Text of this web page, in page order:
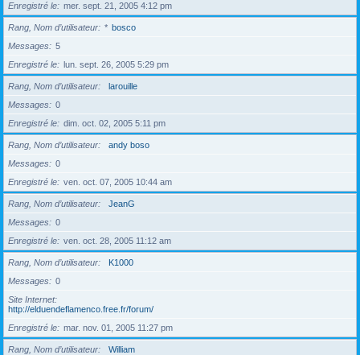
Enregistré le
mer. sept. 21, 2005 4:12 pm
Rang, Nom d’utilisateur * bosco
Messages
5
Enregistré le
lun. sept. 26, 2005 5:29 pm
Rang, Nom d’utilisateur
larouille
Messages
0
Enregistré le
dim. oct. 02, 2005 5:11 pm
Rang, Nom d’utilisateur
andy boso
Messages
0
Enregistré le
ven. oct. 07, 2005 10:44 am
Rang, Nom d’utilisateur
JeanG
Messages
0
Enregistré le
ven. oct. 28, 2005 11:12 am
Rang, Nom d’utilisateur
K1000
Messages
0
Site Internet
http://elduendeflamenco.free.fr/forum/
Enregistré le
mar. nov. 01, 2005 11:27 pm
Rang, Nom d’utilisateur
William